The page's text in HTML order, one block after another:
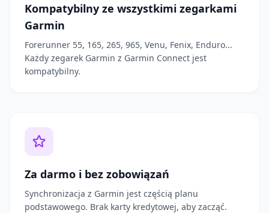
Kompatybilny ze wszystkimi zegarkami
Garmin
Forerunner 55, 165, 265, 965, Venu, Fenix, Enduro...
Każdy zegarek Garmin z Garmin Connect jest
kompatybilny.
Za darmo i bez zobowiązań
Synchronizacja z Garmin jest częścią planu
podstawowego. Brak karty kredytowej, aby zacząć.